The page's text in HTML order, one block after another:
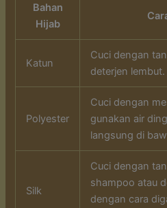
Bahan
Hijab
Katun
Cuci dengan
deterjen
Polyester
Cuci dengan
gunakan air
langsung di
Silk
Cuci dengan
shampoo atau
dengan cara